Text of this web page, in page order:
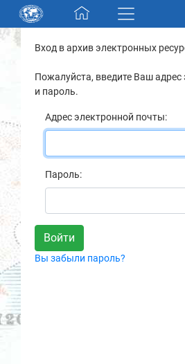
Skip navigation
Разделы и коллекции
Электронный каталог
Новости
О нас
Контакты
Партнеры
Вход в архив электронных
Пожалуйста, введите Ваш
и пароль.
Адрес электронной почты:
Пароль:
Вы забыли пароль?